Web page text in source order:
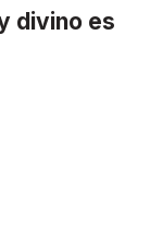
divino es